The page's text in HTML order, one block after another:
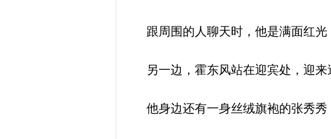
跟周围的人聊天时，他是满面红光
另一边，霍东风站在迎宾处，迎来
他身边还有一身丝绒旗袍的张秀秀